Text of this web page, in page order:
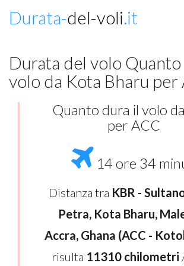
Durata-del-voli.it
Durata del volo
volo da Kota Bharu per
Quanto dura il volo
per ACC
14 ore 34
Distanza tra KBR -
Petra, Kota Bharu,
Accra, Ghana (ACC -
risulta 11310 chilometri